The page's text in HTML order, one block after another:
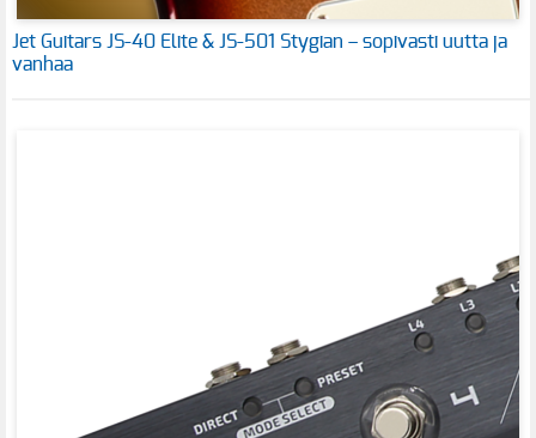
Jet Guitars JS-40 Elite & JS-501 Stygian – sopivasti uutta ja
vanhaa